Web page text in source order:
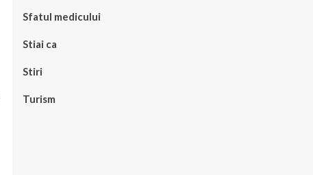
Sfatul medicului
Stiai ca
Stiri
Turism